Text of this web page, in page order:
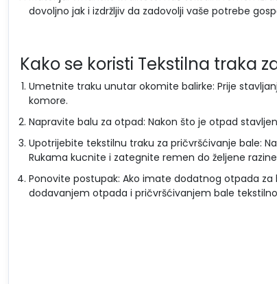
dovoljno jak i izdržljiv da zadovolji vaše potrebe
Kako se koristi Tekstilna traka
Umetnite traku unutar okomite balirke: Prije
komore.
Napravite balu za otpad: Nakon što je otpad
Upotrijebite tekstilnu traku za pričvršćivanje bale:
Rukama kucnite i zategnite remen do željene
Ponovite postupak: Ako imate dodatnog otpada
dodavanjem otpada i pričvršćivanjem bale